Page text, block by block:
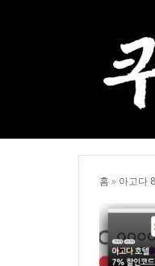
홈 » 아고다